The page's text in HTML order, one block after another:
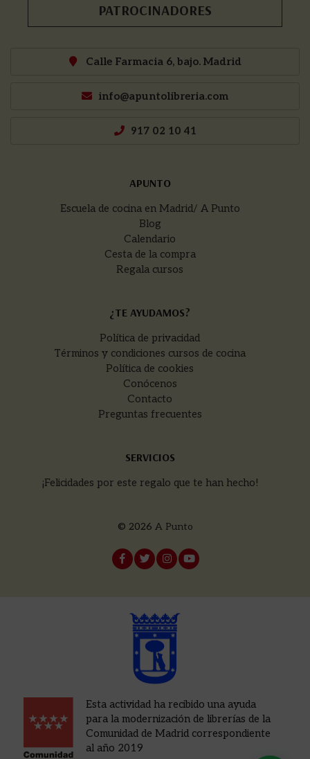
PATROCINADORES
Calle Farmacia 6, bajo. Madrid
info@apuntolibreria.com
917 02 10 41
APUNTO
Escuela de cocina en Madrid/ A Punto
Blog
Calendario
Cesta de la compra
Regala cursos
¿TE AYUDAMOS?
Política de privacidad
Términos y condiciones cursos de cocina
Política de cookies
Conócenos
Contacto
Preguntas frecuentes
SERVICIOS
¡Felicidades por este regalo que te han hecho!
© 2026 A Punto
Esta actividad ha recibido una ayuda
para la modernización de librerías de la
Comunidad de Madrid correspondiente
al año 2019